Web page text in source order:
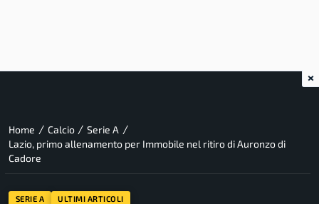
Home / Calcio / Serie A /
Lazio, primo allenamento per Immobile nel ritiro di Auronzo di
Cadore
SERIE A ULTIMI ARTICOLI
×